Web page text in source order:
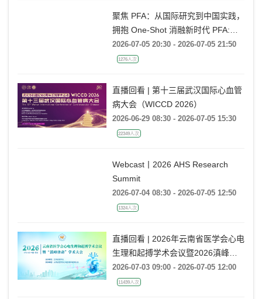
聚焦 PFA：从国际研究到中国实践，
拥抱 One-Shot 消融新时代 PFA:
From Global Research to China
Ablation Era ——电生理国际前沿专
题会
2026-07-05 20:30 - 2026-07-05 21:50
直播回看 | 第十三届武汉国际心血管
病大会（WICCD 2026）
2026-06-29 08:30 - 2026-07-05 15:30
Webcast丨2026 AHS Research
Summit
2026-07-04 08:30 - 2026-07-05 12:50
直播回看 | 2026年云南省医学会心电
生理和起搏学术会议暨2026滇峰律
动学术大会
2026-07-03 09:00 - 2026-07-05 12:00